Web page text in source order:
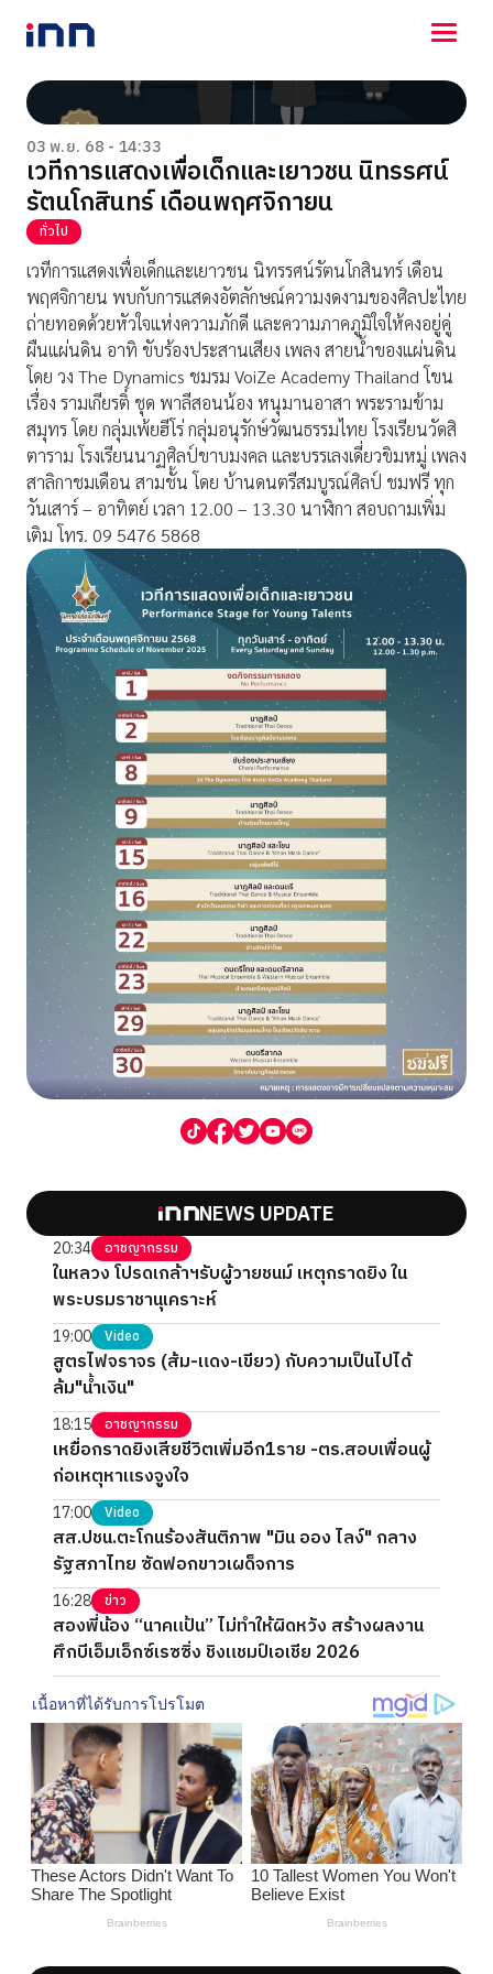
NEWS
ENTERTAINMENT
LIFESTYLE
HOROSCOPE
LOTTERY
VIDEO
ร่วมด้วยช่วยกัน
03 พ.ย. 68 - 14:33
เวทีการแสดงเพื่อเด็กและเยาวชน นิทรรศน์
รัตนโกสินทร์ เดือนพฤศจิกายน
ทั่วไป
เวทีการแสดงเพื่อเด็กและเยาวชน นิทรรศน์รัตนโกสินทร์ เดือน
พฤศจิกายน พบกับการแสดงอัตลักษณ์ความงดงามของศิลปะไทย
ถ่ายทอดด้วยหัวใจแห่งความภักดี และความภาคภูมิใจให้คงอยู่คู่
ผืนแผ่นดิน อาทิ ขับร้องประสานเสียง เพลง สายน้ำของแผ่นดิน
โดย วง The Dynamics ชมรม VoiZe Academy Thailand โขน
เรื่อง รามเกียรติ์ ชุด พาลีสอนน้อง หนุมานอาสา พระรามข้าม
สมุทร โดย กลุ่มเพ้ยฮีโร่ กลุ่มอนุรักษ์วัฒนธรรมไทย โรงเรียนวัดสิ
ตาราม โรงเรียนนาฏศิลป์ขาบมงคล และบรรเลงเดี่ยวขิมหมู่ เพลง
สาลิกาชมเดือน สามชั้น โดย บ้านดนตรีสมบูรณ์ศิลป์ ชมฟรี ทุก
วันเสาร์ – อาทิตย์ เวลา 12.00 – 13.30 นาฬิกา สอบถามเพิ่ม
เติม โทร. 09 5476 5868
NEWS UPDATE
20:34 อาชญากรรม
ในหลวง โปรดเกล้าฯรับผู้วายชนม์ เหตุกราดยิง ใน
พระบรมราชานุเคราะห์
19:00 Video
สูตรไฟจราจร (ส้ม-แดง-เขียว) กับความเป็นไปได้
ล้ม"น้ำเงิน"
18:15 อาชญากรรม
เหยื่อกราดยิงเสียชีวิตเพิ่มอีก1ราย -ตร.สอบเพื่อนผู้
ก่อเหตุหาแรงจูงใจ
17:00 Video
สส.ปชน.ตะโกนร้องสันติภาพ "มิน ออง ไลง์" กลาง
รัฐสภาไทย ซัดฟอกขาวเผด็จการ
16:28 ข่าว
สองพี่น้อง “นาคแป้น” ไม่ทำให้ผิดหวัง สร้างผลงาน
ศึกบีเอ็มเอ็กซ์เรซซิ่ง ชิงแชมป์เอเชีย 2026